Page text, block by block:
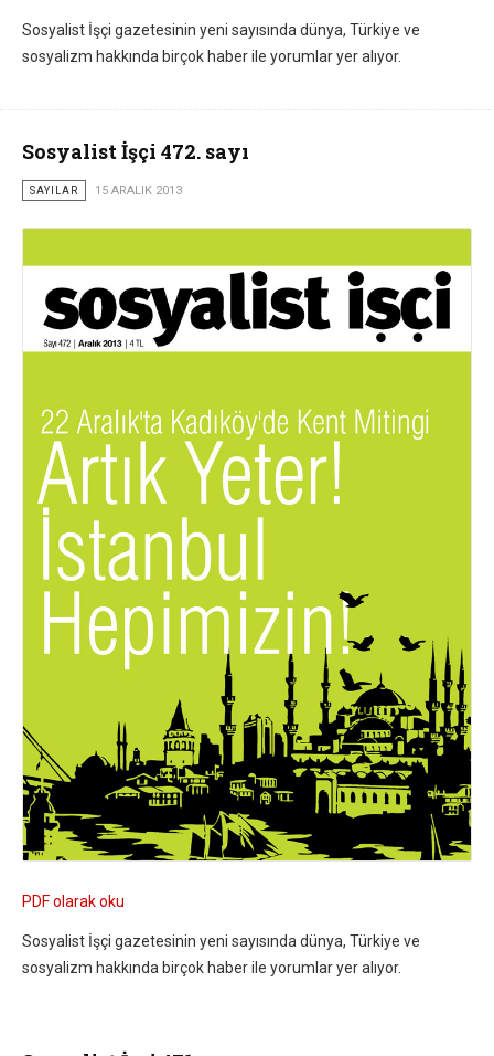
Sosyalist İşçi gazetesinin yeni sayısında dünya, Türkiye ve
sosyalizm hakkında birçok haber ile yorumlar yer alıyor.
Sosyalist İşçi 472. sayı
SAYILAR 15 ARALIK 2013
PDF olarak oku
Sosyalist İşçi gazetesinin yeni sayısında dünya, Türkiye ve
sosyalizm hakkında birçok haber ile yorumlar yer alıyor.